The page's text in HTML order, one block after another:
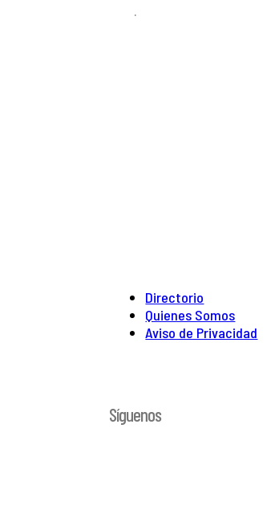
.
Directorio
Quienes Somos
Aviso de Privacidad
Síguenos